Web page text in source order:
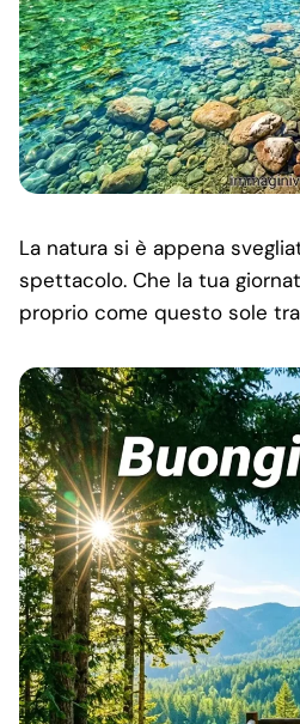
La natura si è appena
spettacolo. Che la tua
proprio come questo sole